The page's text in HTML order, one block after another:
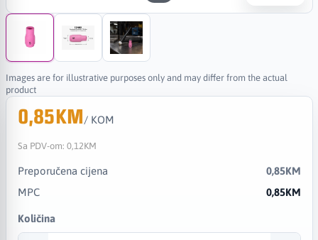
Images are for illustrative purposes only and may differ from the actual
product
0,85KM/ KOM
Sa PDV-om: 0,12KM
Preporučena cijena
0,85KM
MPC
0,85KM
Količina